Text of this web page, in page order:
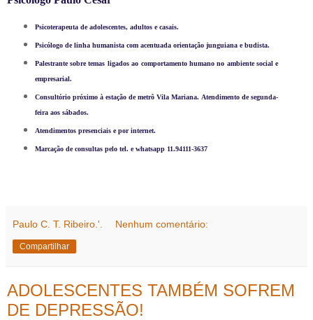
Psicoterapeuta de adolescentes, adultos e casais.
Psicólogo de linha humanista com acentuada orientação junguiana e budista.
Palestrante sobre temas ligados ao comportamento humano no ambiente social e
empresarial.
Consultório próximo à estação de metrô Vila Mariana. Atendimento de segunda-
feira aos sábados.
Atendimentos presenciais e por internet.
Marcação de consultas pelo tel. e whatsapp 11.94111-3637
Paulo C. T. Ribeiro.'. Nenhum comentário:
Compartilhar
ADOLESCENTES TAMBÉM SOFREM
DE DEPRESSÃO!